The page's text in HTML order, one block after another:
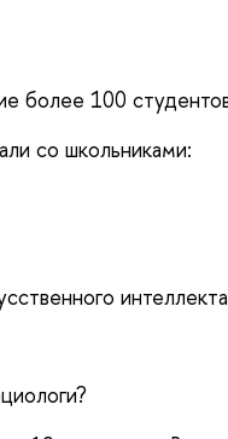
более 100
со школьниками:
интеллекта